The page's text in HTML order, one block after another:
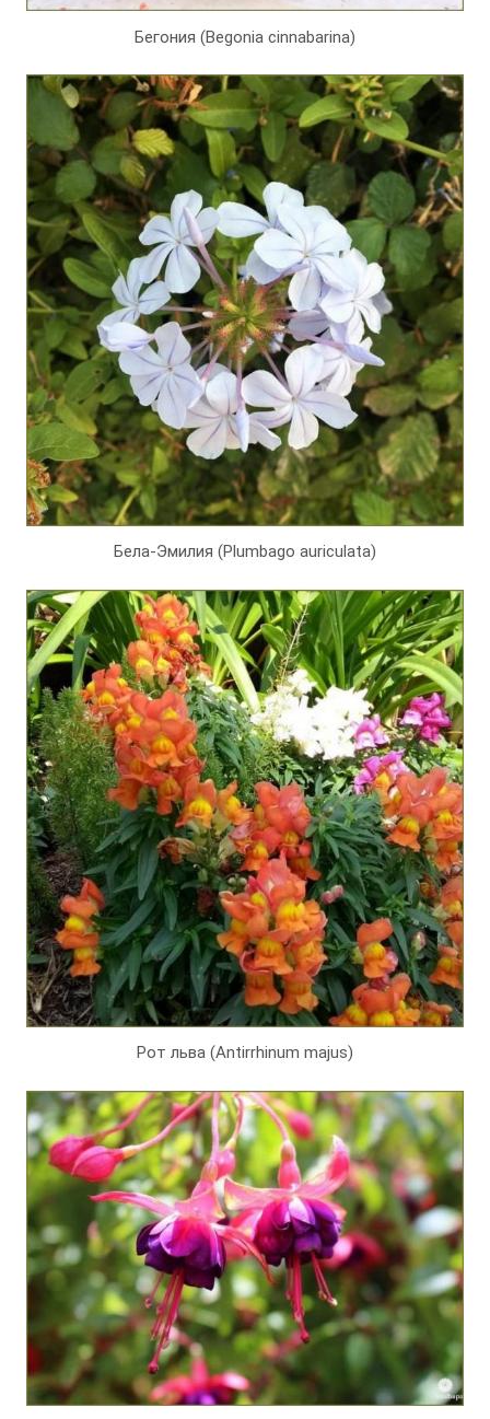
Бегония (Begonia cinnabarina)
Бела-Эмилия (Plumbago auriculata)
Рот льва (Antirrhinum majus)